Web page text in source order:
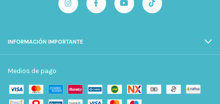
INFORMACIÓN IMPORTANTE
Medios de pago